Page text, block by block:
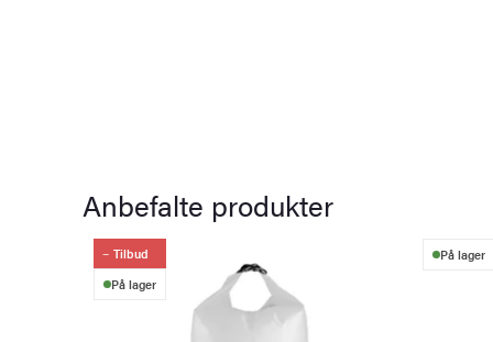
Anbefalte produkter
Tilbud
På lager
På lager